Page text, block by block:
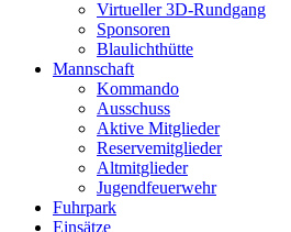
Virtueller 3D-Rundgang
Sponsoren
Blaulichthütte
Mannschaft
Kommando
Ausschuss
Aktive Mitglieder
Reservemitglieder
Altmitglieder
Jugendfeuerwehr
Fuhrpark
Einsätze